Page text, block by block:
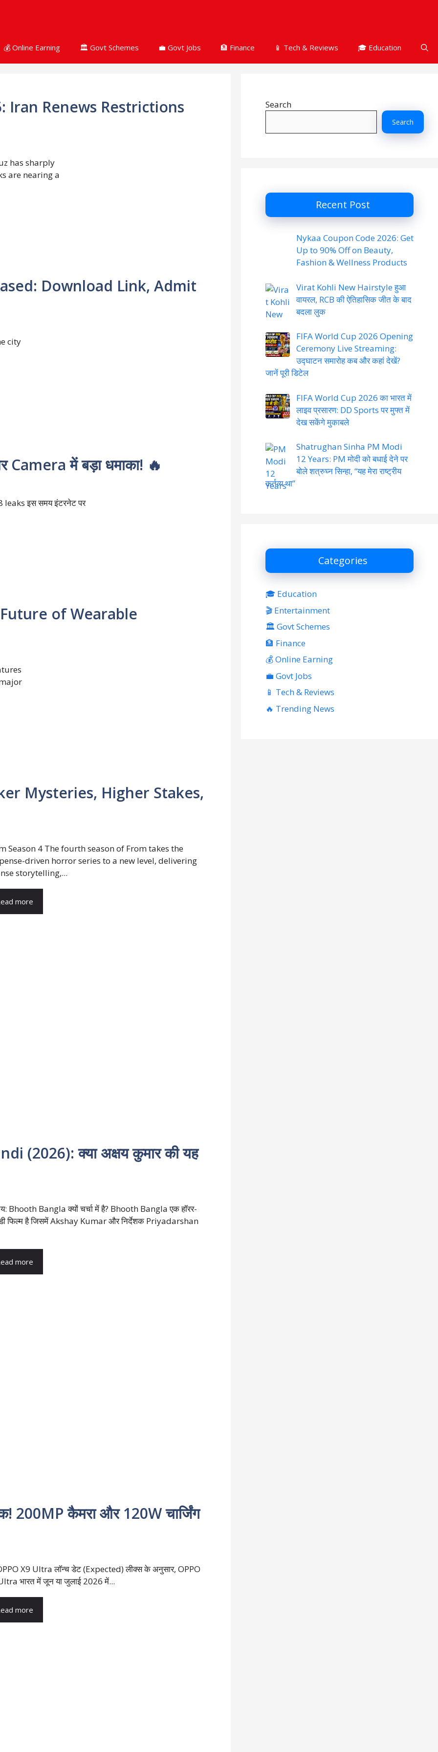
💰 Online Earning 🏛 Govt Schemes 💼 Govt Jobs 🏦 Finance 📱 Tech & Reviews 🎓 Education
Iran Renews Restrictions
has sharply
are nearing a
Download Link, Admit
city
में बड़ा धमाका! 🔥
इस समय इंटरनेट पर
of Wearable
Mysteries, Higher Stakes,
Season 4 The fourth season of From takes the
driven horror series to a new level, delivering
storytelling,...
more
(2026): क्या अक्षय कुमार की यह
Bhooth Bangla क्यों चर्चा में है? Bhooth Bangla एक हॉरर-
फिल्म है जिसमें Akshay Kumar और निर्देशक Priyadarshan
more
200MP कैमरा और 120W चार्जिंग
X9 Ultra लॉन्च डेट (Expected) लीक्स के अनुसार, OPPO
भारत में जून या जुलाई 2026 में...
more
Search
Search
Recent Post
Nykaa Coupon Code 2026: Get
Up to 90% Off on Beauty,
Fashion & Wellness Products
Virat Kohli New Hairstyle हुआ
वायरल, RCB की ऐतिहासिक जीत के बाद
बदला लुक
FIFA World Cup 2026 Opening
Ceremony Live Streaming:
उद्घाटन समारोह कब और कहां देखें?
जानें पूरी डिटेल
FIFA World Cup 2026 का भारत में
लाइव प्रसारण: DD Sports पर मुफ्त में
देख सकेंगे मुकाबले
Shatrughan Sinha PM Modi
12 Years: PM मोदी को बधाई देने पर
बोले शत्रुघ्न सिन्हा, “यह मेरा राष्ट्रीय
कर्तव्य था”
Categories
🎓 Education
🎬 Entertainment
🏛 Govt Schemes
🏦 Finance
💰 Online Earning
💼 Govt Jobs
📱 Tech & Reviews
🔥 Trending News